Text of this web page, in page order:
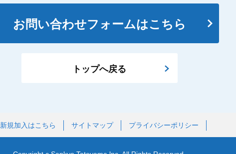
お問い合わせフォームはこちら
トップへ戻る
新規加入はこちら サイトマップ プライバシーポリシー